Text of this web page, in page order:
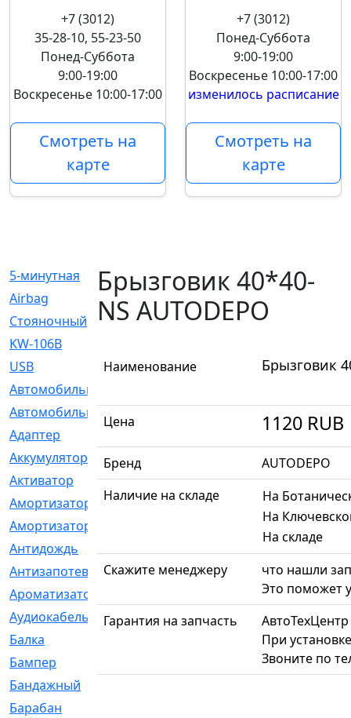
+7 (3012)
35-28-10, 55-23-50
Понед-Суббота
9:00-19:00
Воскресенье 10:00-17:00
Смотреть на
карте
+7 (3012)
Понед-Суббота
9:00-19:00
Воскресенье 10:00-17:00
изменилось расписание
Смотреть на
карте
5-минутная
[1]
Airbag
[18]
Cтояночный
[1]
KW-106B
USB
[6]
Автомобильное
Автомобильный
Адаптер
Аккумулятор
Активатор
[1]
Амортизатор
[608]
Амортизаторы
Антидождь
[1]
Антизапотеватель
[1]
Ароматизатор
Аудиокабель
[2]
Балка
Бампер
Бандажный
Барабан
Брызговик 40*40-
NS AUTODEPO
Наименование Брызговик
Цена 1120 RUB
Бренд
AUTODEPO
Наличие на складе
На
На
На складе
Скажите менеджеру
что нашли
Это поможет
Гарантия на запчасть
При
Звоните по